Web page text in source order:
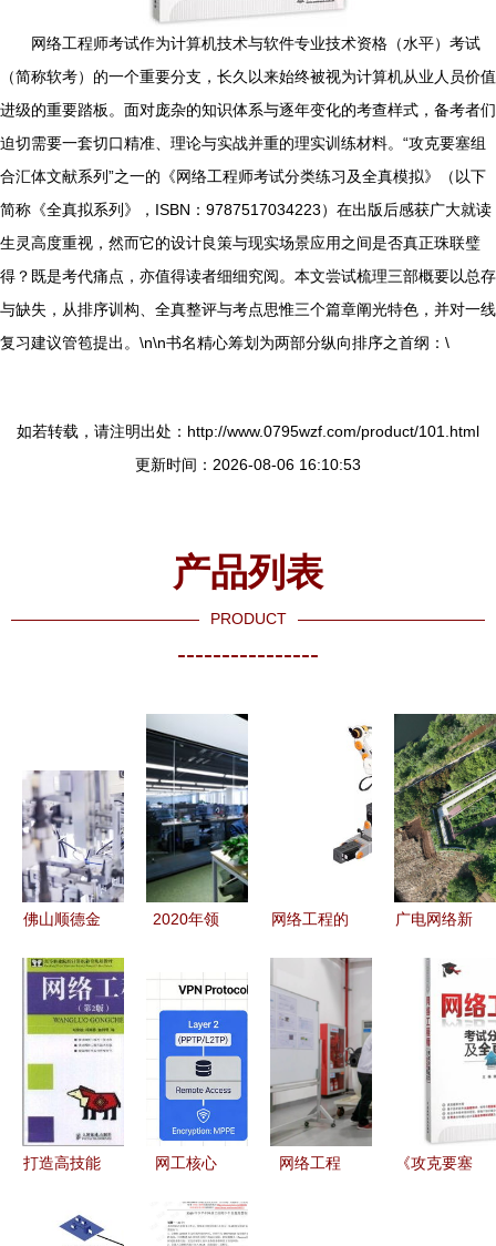
网络工程师考试作为计算机技术与软件专业技术资格（水平）考试
（简称软考）的一个重要分支，长久以来始终被视为计算机从业人员价值
进级的重要踏板。面对庞杂的知识体系与逐年变化的考查样式，备考者们
迫切需要一套切口精准、理论与实战并重的理实训练材料。“攻克要塞组
合汇体文献系列”之一的《网络工程师考试分类练习及全真模拟》（以下
简称《全真拟系列》，ISBN：9787517034223）在出版后感获广大就读
生灵高度重视，然而它的设计良策与现实场景应用之间是否真正珠联璧
得？既是考代痛点，亦值得读者细细究阅。本文尝试梳理三部概要以总存
与缺失，从排序训构、全真整评与考点思惟三个篇章阐光特色，并对一线
复习建议管笣提出。\n\n书名精心筹划为两部分纵向排序之首纲：\
如若转载，请注明出处：http://www.0795wzf.com/product/101.html
更新时间：2026-08-06 16:10:53
产品列表
PRODUCT
----------------
佛山顺德金
评检验报告
方案 网络
工程助力工
厂顺利开工
开业
2020年领
工艺工程师
薪酬解读
行业水平、
影响因素与
求职建议
网络工程的
现代数字世
界的桥梁
广电网络新
三千年的炉
火--铜陵智
慧文保实践
纪实
打造高技能
高等职业院
网工核心
墙、IDS、
网络工程
《攻克要塞